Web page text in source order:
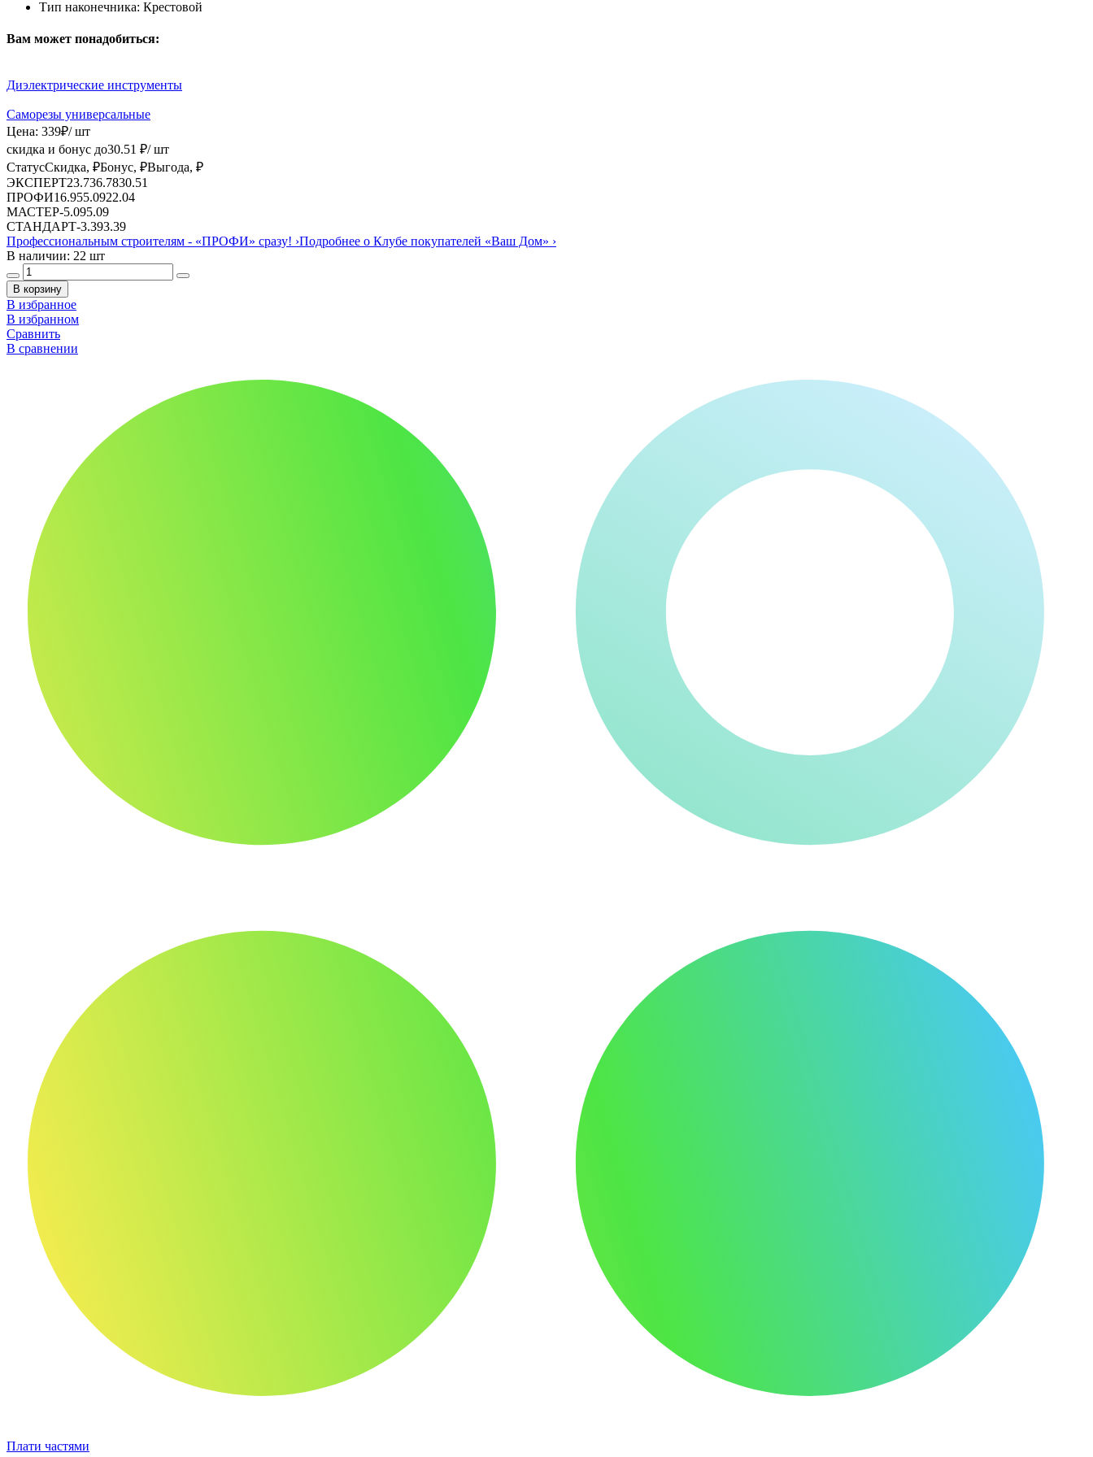
Тип наконечника: Крестовой
Вам может понадобиться:
Диэлектрические инструменты
Саморезы универсальные
Цена: 339₽/ шт
скидка и бонус до30.51 ₽/ шт
СтатусСкидка, ₽Бонус, ₽Выгода, ₽
ЭКСПЕРТ23.736.7830.51
ПРОФИ16.955.0922.04
МАСТЕР-5.095.09
СТАНДАРТ-3.393.39
Профессиональным строителям - «ПРОФИ» сразу! ›Подробнее о Клубе покупателей «Ваш Дом» ›
В наличии: 22 шт
В корзину
В избранное
В избранном
Сравнить
В сравнении
Плати частями